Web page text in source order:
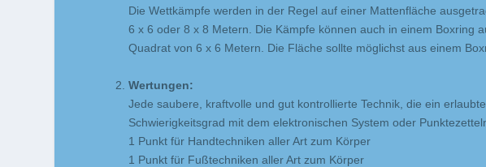
Die Wettkämpfe werden in der Regel auf einer Mattenfläche
6 x 6 oder 8 x 8 Metern. Die Kämpfe können auch in einem Boxring
Quadrat von 6 x 6 Metern. Die Fläche sollte möglichst aus einem
Wertungen:
Jede saubere, kraftvolle und gut kontrollierte Technik, die ein
Schwierigkeitsgrad mit dem elektronischen System oder
1 Punkt für Handtechniken aller Art zum Körper
1 Punkt für Fußtechniken aller Art zum Körper